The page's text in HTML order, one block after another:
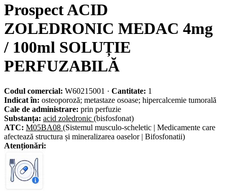
Prospect ACID
ZOLEDRONIC MEDAC 4mg
/ 100ml SOLUȚIE
PERFUZABILĂ
Codul comercial: W60215001 · Cantitate: 1
Indicat în: osteoporoză; metastaze osoase; hipercalcemie tumorală
Cale de administrare: prin perfuzie
Substanța: acid zoledronic (bisfosfonat)
ATC: M05BA08 (Sistemul musculo-scheletic | Medicamente care
afectează structura și mineralizarea oaselor | Bifosfonatii)
Atenționări: